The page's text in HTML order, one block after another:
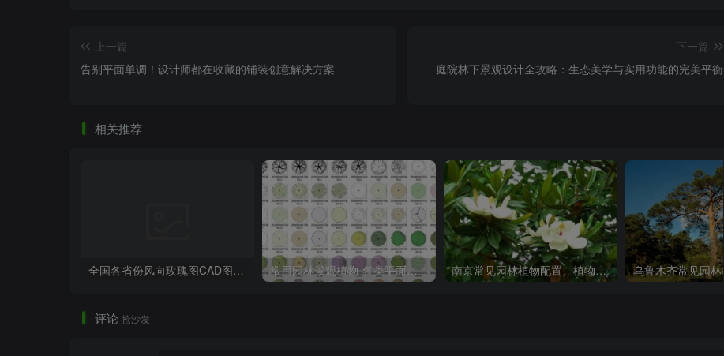
上一篇
告别平面单调！设计师都在收藏的铺装创意解决方案
下一篇
庭院林下景观设计全攻略：生态美学与实用功能的完美平衡
相关推荐
全国各省份风向玫瑰图CAD图块合集 常用园林景观植物-各类平面树PSD、CAD、AI素材线稿 南京常见园林植物配置、植物的选择与搭配
评论 抢沙发